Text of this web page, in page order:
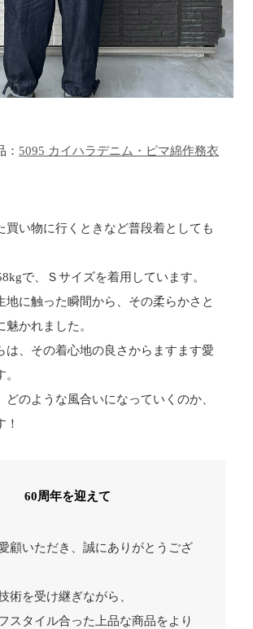
： 5095 カイハラデニム・ピマ綿作務衣
買い物に行くときなど普段着としても
で、Ｓサイズを着用しています。
地に触った瞬間から、その柔らかさと
かれました。
は、その着心地の良さからますます愛
どのような風合いになっていくのか、
！
60周年を迎えて
顧いただき、誠にありがとうござ
術を受け継ぎながら、
スタイル合った上品な商品をより